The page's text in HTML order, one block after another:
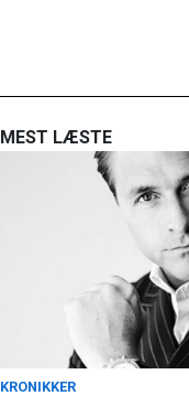
MEST LÆSTE
KRONIKKER